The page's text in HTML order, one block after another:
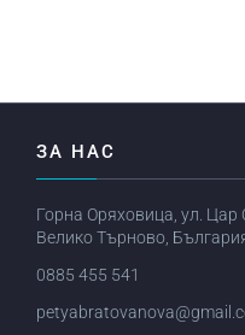
ЗА НАС
Горна Оряховица, ул. Цар
Велико Търново,
0885 455 541